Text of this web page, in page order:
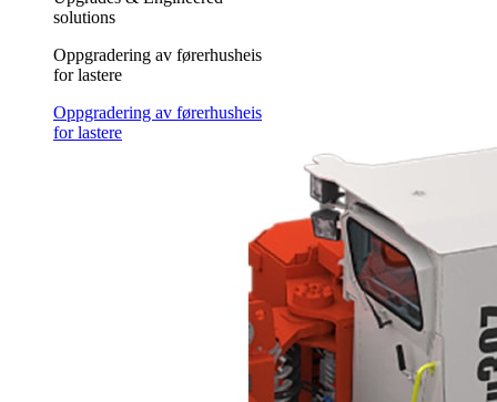
solutions
Oppgradering av førerhusheis
for lastere
Oppgradering av førerhusheis
for lastere